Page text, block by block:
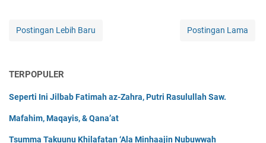
Postingan Lebih Baru Postingan Lama
TERPOPULER
Seperti Ini Jilbab Fatimah az-Zahra, Putri Rasulullah Saw.
Mafahim, Maqayis, & Qana’at
Tsumma Takuunu Khilafatan ‘Ala Minhaajin Nubuwwah